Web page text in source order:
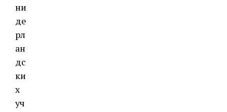
ни
де
рл
ан
дс
ки
х
уч